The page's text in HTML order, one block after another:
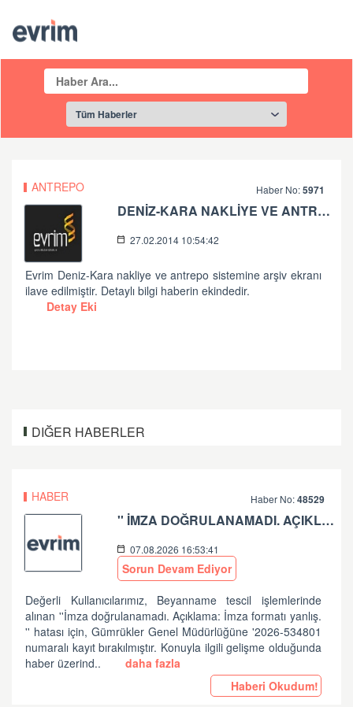
ANTREPO Haber No:5971
DENİZ-KARA NAKLİYE VE ANTREPO SİSTEMİNDE ARŞİV
27.02.2014 10:54:42
Evrim Deniz-Kara nakliye ve antrepo sistemine arşiv ekranı
ilave edilmiştir. Detaylı bilgi haberin ekindedir.
Detay Eki
DIĞER HABERLER
HABER Haber No:48529
'' İMZA DOĞRULANAMADI. AÇIKLAMA: İMZA FORMATI YANLIŞ.'' HATASI HK
07.08.2026 16:53:41
Sorun Devam Ediyor
Değerli Kullanıcılarımız, Beyanname tescil işlemlerinde
alınan ''İmza doğrulanamadı. Açıklama: İmza formatı yanlış.
'' hatası için, Gümrükler Genel Müdürlüğüne '2026-534801
numaralı kayıt bırakılmıştır. Konuyla ilgili gelişme olduğunda
haber üzerind..
daha fazla
Haberi Okudum!